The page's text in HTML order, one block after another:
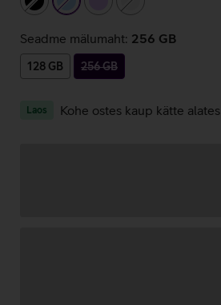
Seadme mälumaht: 256 GB
128 GB 256 GB
Laos Kohe ostes kaup kätte alates